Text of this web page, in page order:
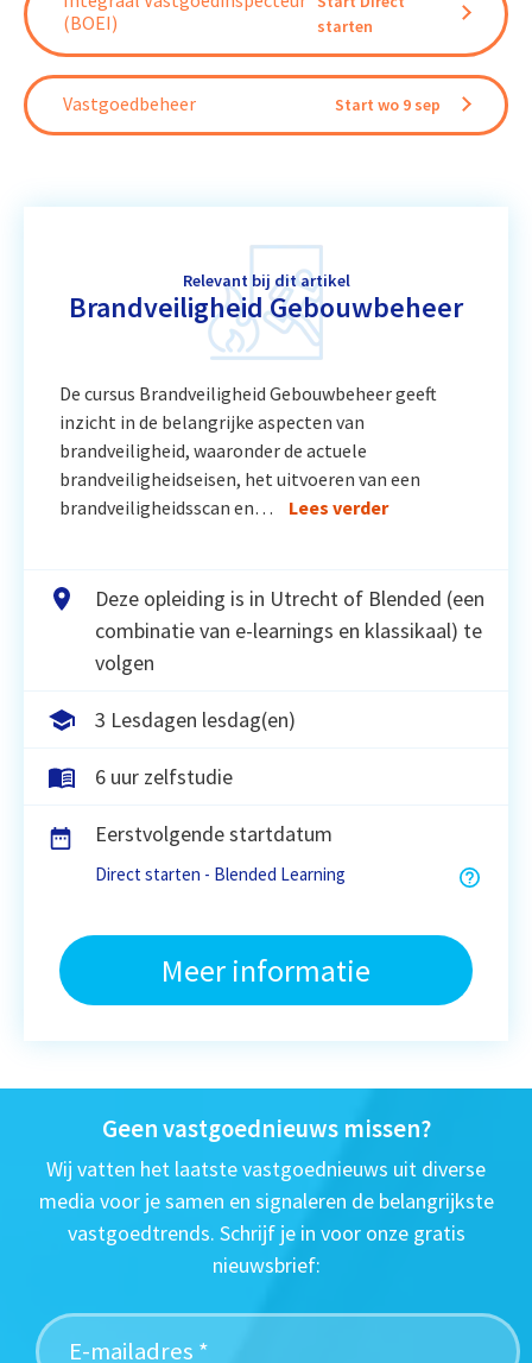
(BOEI)
starten
Vastgoedbeheer Start wo 9 sep
Relevant bij dit artikel
Brandveiligheid Gebouwbeheer
De cursus Brandveiligheid Gebouwbeheer geeft
inzicht in de belangrijke aspecten van
brandveiligheid, waaronder de actuele
brandveiligheidseisen, het uitvoeren van een
brandveiligheidsscan en…
Lees verder
Deze opleiding is in Utrecht of Blended (een
combinatie van e-learnings en klassikaal) te
volgen
3 Lesdagen lesdag(en)
6 uur zelfstudie
Eerstvolgende startdatum
Direct starten - Blended Learning
Meer informatie
Geen vastgoednieuws missen?
Wij vatten het laatste vastgoednieuws uit diverse
media voor je samen en signaleren de belangrijkste
vastgoedtrends. Schrijf je in voor onze gratis
nieuwsbrief: